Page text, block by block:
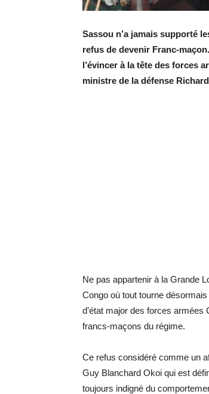
Sassou n’a jamais supporté
refus de devenir Franc-
l’évincer à la tête des forces
ministre de la défense
Ne pas appartenir à la Grande
Congo où tout tourne
d’état major des forces
francs-maçons du régime.
Ce refus considéré comme un
Guy Blanchard Okoi qui est
toujours indigné du